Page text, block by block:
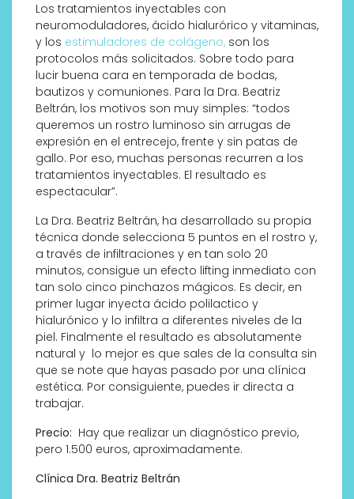
Los tratamientos inyectables con
neuromoduladores, ácido hialurórico y vitaminas,
y los estimuladores de colágeno, son los
protocolos más solicitados. Sobre todo para
lucir buena cara en temporada de bodas,
bautizos y comuniones. Para la Dra. Beatriz
Beltrán, los motivos son muy simples: “todos
queremos un rostro luminoso sin arrugas de
expresión en el entrecejo, frente y sin patas de
gallo. Por eso, muchas personas recurren a los
tratamientos inyectables. El resultado es
espectacular”.
La Dra. Beatriz Beltrán, ha desarrollado su propia
técnica donde selecciona 5 puntos en el rostro y,
a través de infiltraciones y en tan solo 20
minutos, consigue un efecto lifting inmediato con
tan solo cinco pinchazos mágicos. Es decir, en
primer lugar inyecta ácido polilactico y
hialurónico y lo infiltra a diferentes niveles de la
piel. Finalmente el resultado es absolutamente
natural y lo mejor es que sales de la consulta sin
que se note que hayas pasado por una clínica
estética. Por consiguiente, puedes ir directa a
trabajar.
Precio: Hay que realizar un diagnóstico previo,
pero 1.500 euros, aproximadamente.
Clínica Dra. Beatriz Beltrán